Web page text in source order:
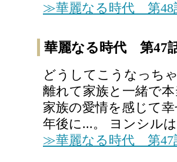
≫華麗なる時代 第48
華麗なる時代 第47
どうしてこうなっち
離れて家族と一緒で
家族の愛情を感じて
年後に...。 ヨンシル
≫華麗なる時代 第47